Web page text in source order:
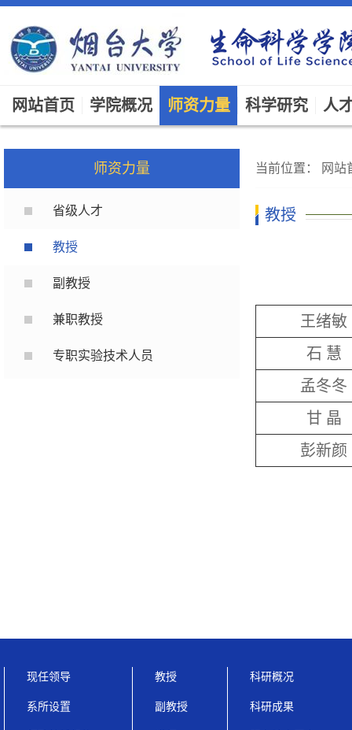
网站首页 学院概况 师资力量 科学研究 人
师资力量
省级人才
教授
副教授
兼职教授
专职实验技术人员
当前位置： 网站
教授
王绪敏
石 慧
孟冬冬
甘 晶
彭新颜
现任领导
系所设置
教授
副教授
科研概况
科研成果